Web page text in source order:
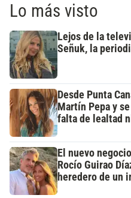
Lo más visto
Lejos de la
Señuk, la
Desde Punta
Martín Pepa y
falta de lealtad
El nuevo
Rocío Guirao
heredero de un